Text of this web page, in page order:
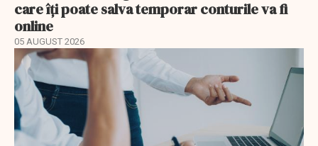
care îți poate salva temporar conturile va fi
online
05 AUGUST 2026